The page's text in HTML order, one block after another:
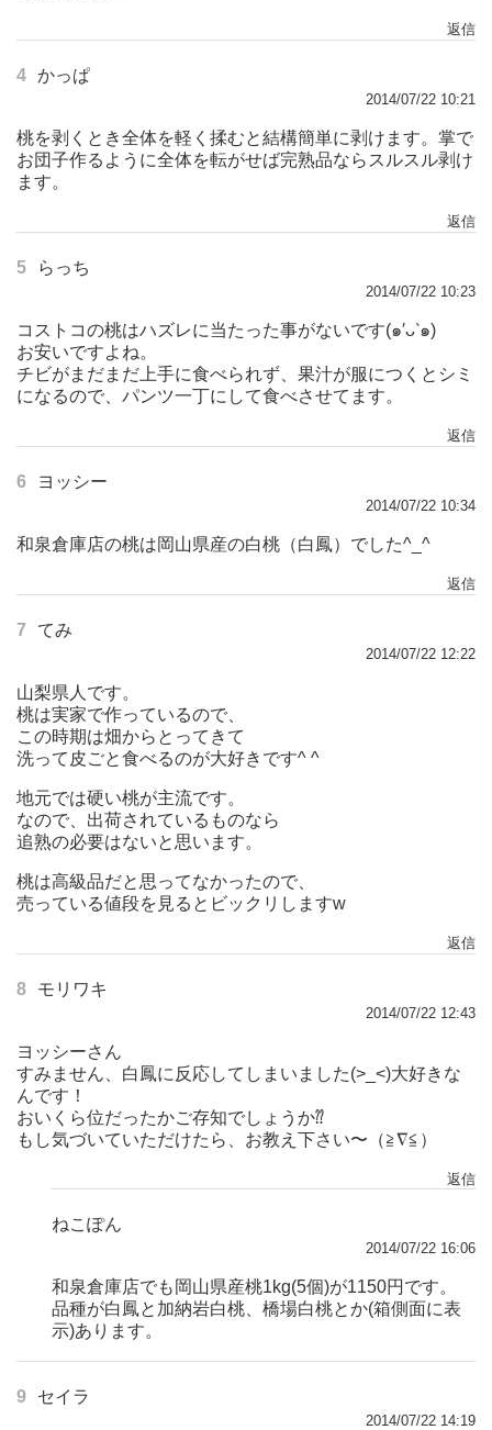
返信
4 かっぱ
2014/07/22 10:21
桃を剥くとき全体を軽く揉むと結構簡単に剥けます。掌で
お団子作るように全体を転がせば完熟品ならスルスル剥け
ます。
返信
5 らっち
2014/07/22 10:23
コストコの桃はハズレに当たった事がないです(๑′ᴗ‵๑)
お安いですよね。
チビがまだまだ上手に食べられず、果汁が服につくとシミ
になるので、パンツ一丁にして食べさせてます。
返信
6 ヨッシー
2014/07/22 10:34
和泉倉庫店の桃は岡山県産の白桃（白鳳）でした^_^
返信
7 てみ
2014/07/22 12:22
山梨県人です。
桃は実家で作っているので、
この時期は畑からとってきて
洗って皮ごと食べるのが大好きです^ ^
地元では硬い桃が主流です。
なので、出荷されているものなら
追熟の必要はないと思います。
桃は高級品だと思ってなかったので、
売っている値段を見るとビックリしますw
返信
8 モリワキ
2014/07/22 12:43
ヨッシーさん
すみません、白鳳に反応してしまいました(>_<)大好きな
んです！
おいくら位だったかご存知でしょうか⁇
もし気づいていただけたら、お教え下さい〜（≧∇≦）
返信
ねこぽん
2014/07/22 16:06
和泉倉庫店でも岡山県産桃1kg(5個)が1150円です。
品種が白鳳と加納岩白桃、橋場白桃とか(箱側面に表
示)あります。
9 セイラ
2014/07/22 14:19